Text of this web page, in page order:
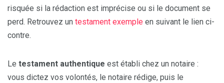
risquée si la rédaction est imprécise ou si le document se
perd. Retrouvez un testament exemple en suivant le lien ci-
contre.
Le testament authentique est établi chez un notaire :
vous dictez vos volontés, le notaire rédige, puis le